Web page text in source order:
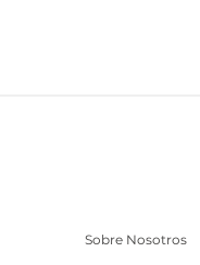
Sobre Nosotros